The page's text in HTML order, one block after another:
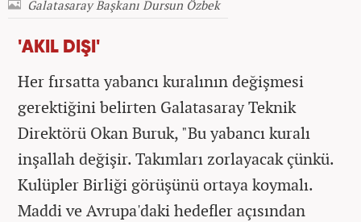
Galatasaray Başkanı Dursun Özbek
'AKIL DIŞI'
Her fırsatta yabancı kuralının değişmesi
gerektiğini belirten Galatasaray Teknik
Direktörü Okan Buruk, "Bu yabancı kuralı
inşallah değişir. Takımları zorlayacak çünkü.
Kulüpler Birliği görüşünü ortaya koymalı.
Maddi ve Avrupa'daki hedefler açısından